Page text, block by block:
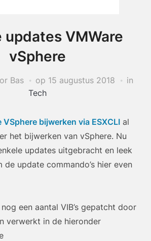
updates VMWare
vSphere
Bas op 15 augustus 2018
in
Tech
VSphere bijwerken via ESXCLIal
het bijwerken van vSphere. Nu
updates uitgebracht en leek
de update commando’s hier even
een aantal VIB’s gepatcht door
verwerkt in de hieronder